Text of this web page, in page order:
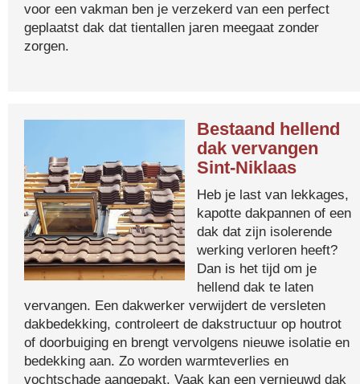
voor een vakman ben je verzekerd van een perfect
geplaatst dak dat tientallen jaren meegaat zonder
zorgen.
Bestaand hellend
dak vervangen
Sint-Niklaas
Heb je last van lekkages,
kapotte dakpannen of een
dak dat zijn isolerende
werking verloren heeft?
Dan is het tijd om je
hellend dak te laten
vervangen. Een dakwerker verwijdert de versleten
dakbedekking, controleert de dakstructuur op houtrot
of doorbuiging en brengt vervolgens nieuwe isolatie en
bedekking aan. Zo worden warmteverlies en
vochtschade aangepakt. Vaak kan een vernieuwd dak